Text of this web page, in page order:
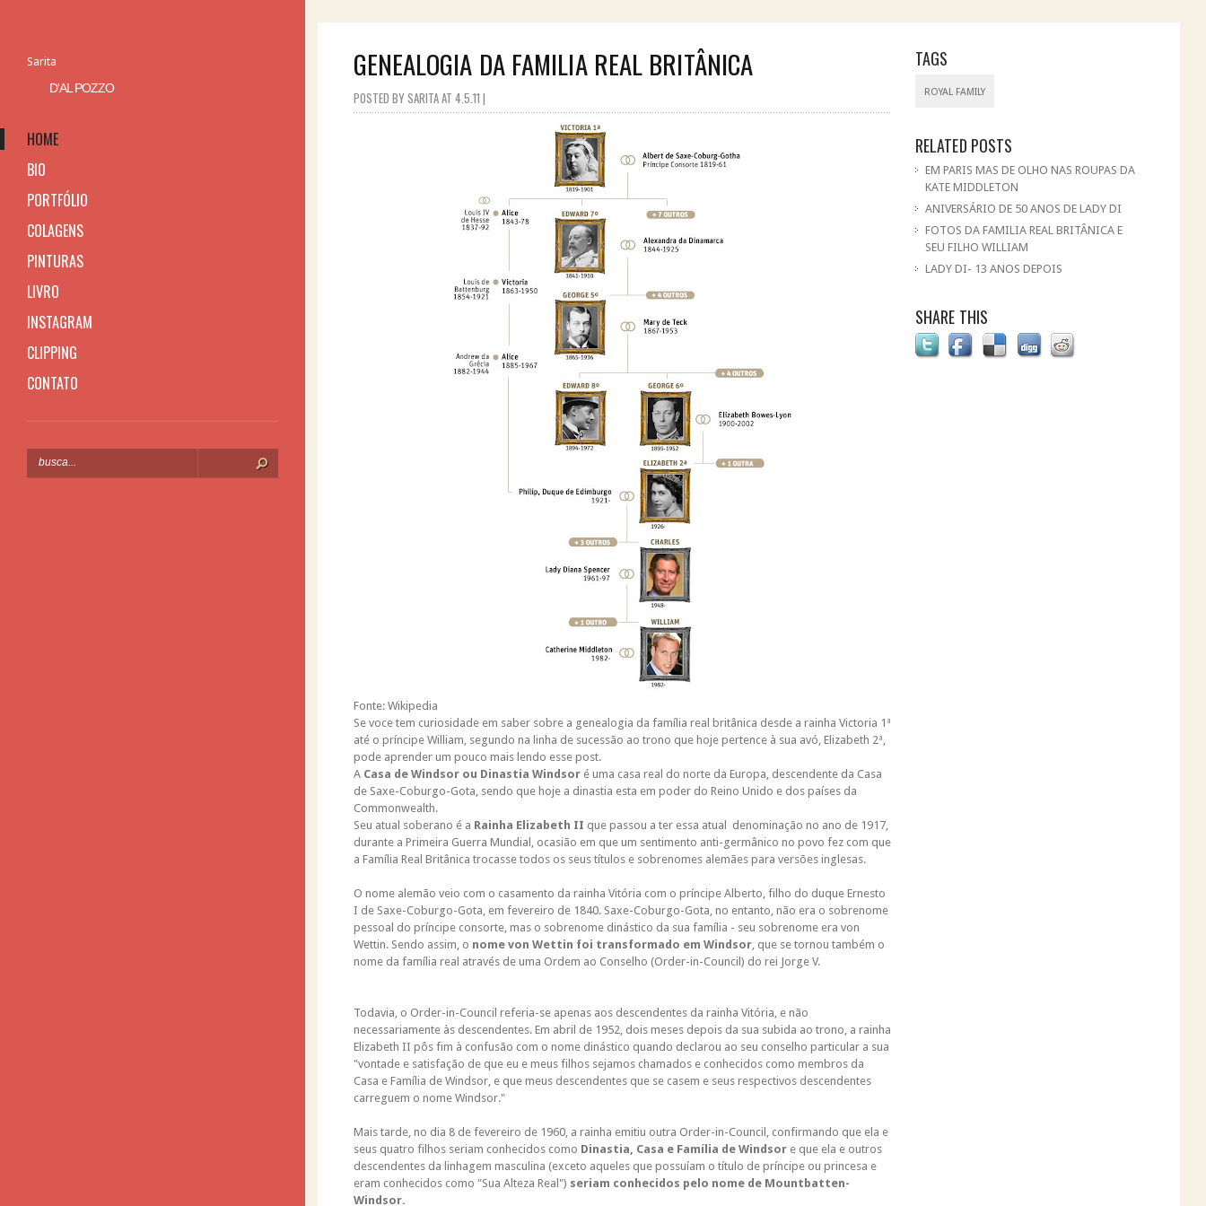
Sarita
D'AL POZZO
HOME
BIO
PORTFÓLIO
COLAGENS
PINTURAS
LIVRO
INSTAGRAM
CLIPPING
CONTATO
GENEALOGIA DA FAMILIA REAL BRITÂNICA
POSTED BY SARITA AT 4.5.11 |
Fonte: Wikipedia
Se voce tem curiosidade em saber sobre a genealogia da família real britânica desde a rainha Victoria 1ª
até o príncipe William, segundo na linha de sucessão ao trono que hoje pertence à sua avó, Elizabeth 2ª,
pode aprender um pouco mais lendo esse post.
A Casa de Windsor ou Dinastia Windsoré uma casa real do norte da Europa, descendente da Casa
de Saxe-Coburgo-Gota, sendo que hoje a dinastia esta em poder do Reino Unido e dos países da
Commonwealth.
Seu atual soberano é a Rainha Elizabeth II que passou a ter essa atual denominação no ano de 1917,
durante a Primeira Guerra Mundial, ocasião em que um sentimento anti-germânico no povo fez com que
a Família Real Britânica trocasse todos os seus títulos e sobrenomes alemães para versões inglesas.
O nome alemão veio com o casamento da rainha Vitória com o príncipe Alberto, filho do duque Ernesto
I de Saxe-Coburgo-Gota, em fevereiro de 1840. Saxe-Coburgo-Gota, no entanto, não era o sobrenome
pessoal do príncipe consorte, mas o sobrenome dinástico da sua família - seu sobrenome era von
Wettin. Sendo assim, o nome von Wettin foi transformado em Windsor, que se tornou também o
nome da família real através de uma Ordem ao Conselho (Order-in-Council) do rei Jorge V.
Todavia, o Order-in-Council referia-se apenas aos descendentes da rainha Vitória, e não
necessariamente às descendentes. Em abril de 1952, dois meses depois da sua subida ao trono, a rainha
Elizabeth II pôs fim à confusão com o nome dinástico quando declarou ao seu conselho particular a sua
"vontade e satisfação de que eu e meus filhos sejamos chamados e conhecidos como membros da
Casa e Família de Windsor, e que meus descendentes que se casem e seus respectivos descendentes
carreguem o nome Windsor."
Mais tarde, no dia 8 de fevereiro de 1960, a rainha emitiu outra Order-in-Council, confirmando que ela e
seus quatro filhos seriam conhecidos como Dinastia, Casa e Família de Windsore que ela e outros
descendentes da linhagem masculina (exceto aqueles que possuíam o título de príncipe ou princesa e
eram conhecidos como "Sua Alteza Real") seriam conhecidos pelo nome de Mountbatten-
Windsor.
TAGS
ROYAL FAMILY
RELATED POSTS
EM PARIS MAS DE OLHO NAS ROUPAS DA
KATE MIDDLETON
ANIVERSÁRIO DE 50 ANOS DE LADY DI
FOTOS DA FAMILIA REAL BRITÂNICA E
SEU FILHO WILLIAM
LADY DI- 13 ANOS DEPOIS
SHARE THIS